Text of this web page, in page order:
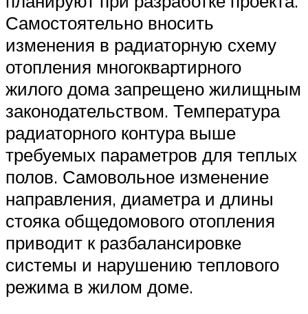
Самостоятельно вносить
изменения в радиаторную схему
отопления многоквартирного
жилого дома запрещено жилищным
законодательством. Температура
радиаторного контура выше
требуемых параметров для теплых
полов. Самовольное изменение
направления, диаметра и длины
стояка общедомового отопления
приводит к разбалансировке
системы и нарушению теплового
режима в жилом доме.